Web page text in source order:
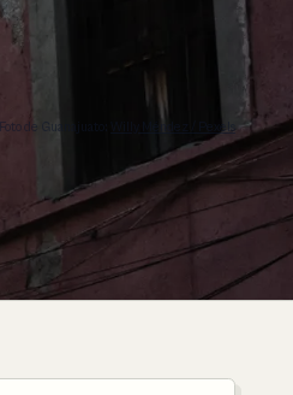
Foto de Guanajuato: Willy Méndez / Pexels